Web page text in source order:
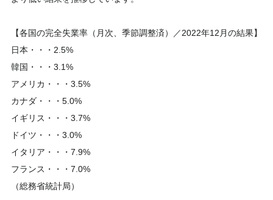
【各国の完全失業率（月次、季節調整済）／2022年12月の結果】
日本・・・2.5%
韓国・・・3.1%
アメリカ・・・3.5%
カナダ・・・5.0%
イギリス・・・3.7%
ドイツ・・・3.0%
イタリア・・・7.9%
フランス・・・7.0%
（総務省統計局）